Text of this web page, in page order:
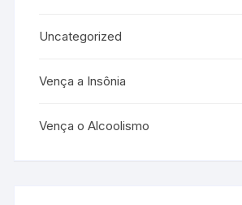
Uncategorized
Vença a Insônia
Vença o Alcoolismo